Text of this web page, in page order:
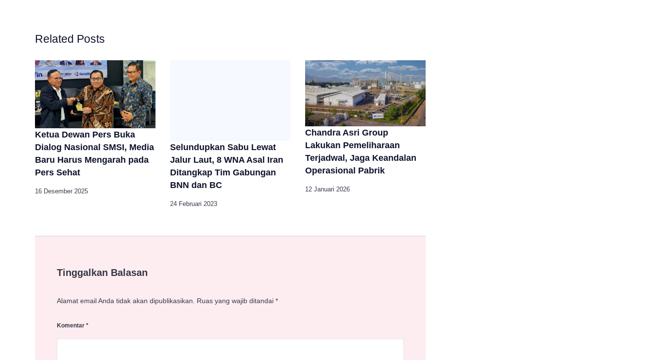
Related Posts
Ketua Dewan Pers Buka
Dialog Nasional SMSI, Media
Baru Harus Mengarah pada
Pers Sehat
16 Desember 2025
Selundupkan Sabu Lewat
Jalur Laut, 8 WNA Asal Iran
Ditangkap Tim Gabungan
BNN dan BC
24 Februari 2023
Chandra Asri Group
Lakukan Pemeliharaan
Terjadwal, Jaga Keandalan
Operasional Pabrik
12 Januari 2026
Tinggalkan Balasan
Alamat email Anda tidak akan dipublikasikan. Ruas yang wajib ditandai *
Komentar *